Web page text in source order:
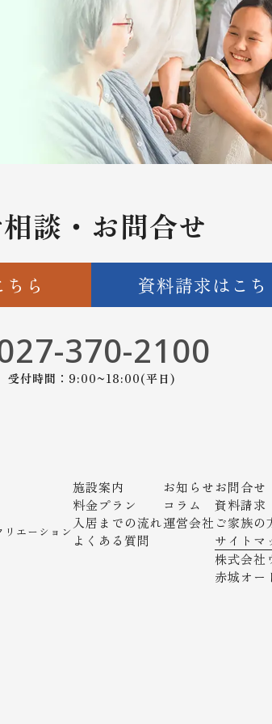
相談・お問合せ
ら 資料請求はこ
370-2100
受付時間：9:00~18:00(平日)
リエーション
施設案内
料金プラン
入居までの流れ
よくある質問
お知らせ
コラム
運営会社
お問合せ
資料請求
ご家族の
サイトマ
株式会社
赤城オー